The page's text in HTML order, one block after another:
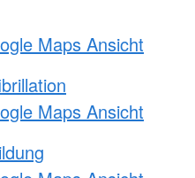
Maps Ansicht
Maps Ansicht